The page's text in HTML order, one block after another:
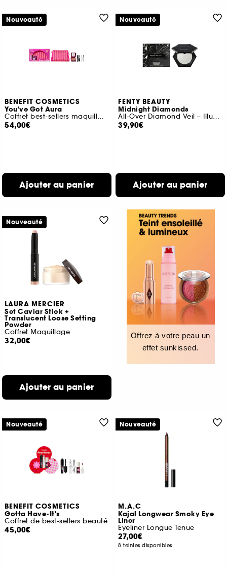
BENEFIT COSMETICS
You've Got Aura
Coffret best-sellers maquillage
54,00€
Ajouter au panier
Nouveauté
FENTY BEAUTY
Midnight Diamonds
All-Over Diamond Veil – Illuminateur de teint
39,90€
Ajouter au panier
Nouveauté
LAURA MERCIER
Set Caviar Stick +
Translucent Loose Setting
Powder
Coffret Maquillage
32,00€
Ajouter au panier
Nouveauté
Offrez à votre peau un
effet sunkissed.
BENEFIT COSMETICS
Gotta Have-It's
Coffret de best-sellers beauté
45,00€
Nouveauté
M.A.C
Kajal Longwear Smoky Eye
Liner
Eyeliner Longue Tenue
27,00€
8 teintes disponibles
Nouveauté